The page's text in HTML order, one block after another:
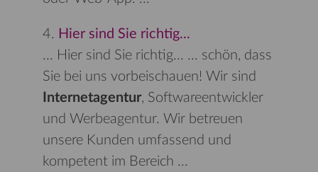
4. Hier sind Sie richtig...
... Hier sind Sie richtig... ... schön, dass
Sie bei uns vorbeischauen! Wir sind
Internetagentur, Softwareentwickler
und Werbeagentur. Wir betreuen
unsere Kunden umfassend und
kompetent im Bereich ...